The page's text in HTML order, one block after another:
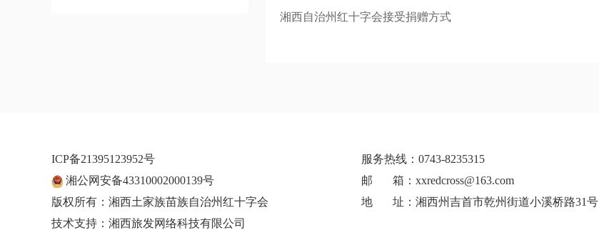
湘西自治州红十字会接受捐赠方式
ICP备21395123952号
湘公网安备43310002000139号
版权所有：湘西土家族苗族自治州红十字会
技术支持：湘西旅发网络科技有限公司
服务热线：0743-8235315
邮 箱：xxredcross@163.com
地 址：湘西州吉首市乾州街道小溪桥路31号